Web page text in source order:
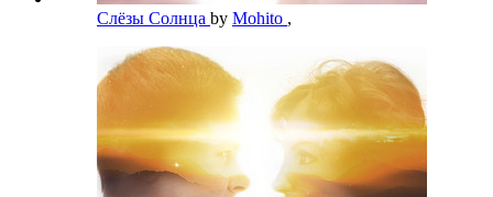
Слёзы Солнца by Mohito ,